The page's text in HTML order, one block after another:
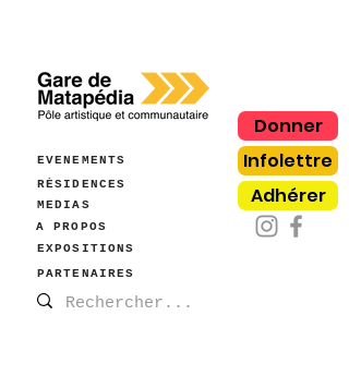
ÉVÈNEMENTS
RÉSIDENCES
MÉDIAS
À PROPOS
EXPOSITIONS
Donner
Infolettre
Adhérer
PARTENAIRES